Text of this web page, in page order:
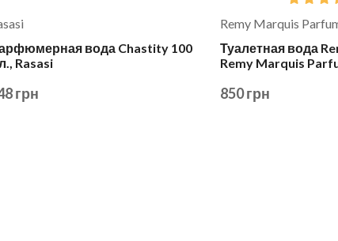
вода Chastity 100
Rasasi
грн
Remy Marquis
Туалетная вода
Remy Marquis
850 грн